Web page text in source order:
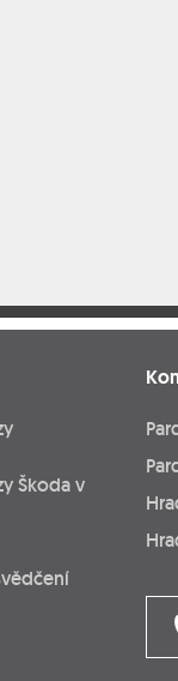
Škoda v